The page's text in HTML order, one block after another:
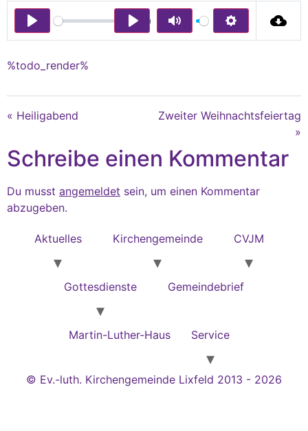
Play
00:00
Mute Settings
Play
%todo_render%
« Heiligabend
Zweiter Weihnachtsfeiertag
»
Schreibe einen Kommentar
Du musst angemeldet sein, um einen Kommentar
abzugeben.
Aktuelles Kirchengemeinde CVJM
Gottesdienste Gemeindebrief
Martin-Luther-Haus Service
© Ev.-luth. Kirchengemeinde Lixfeld 2013 - 2026